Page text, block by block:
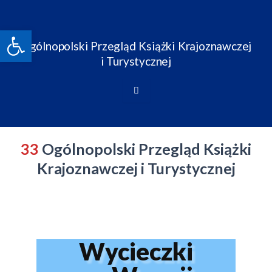
content
Ogólnopolski Przegląd Książki Krajoznawczej
i Turystycznej
33 Ogólnopolski Przegląd Książki
Krajoznawczej i Turystycznej
Wycieczki
Open toolbar